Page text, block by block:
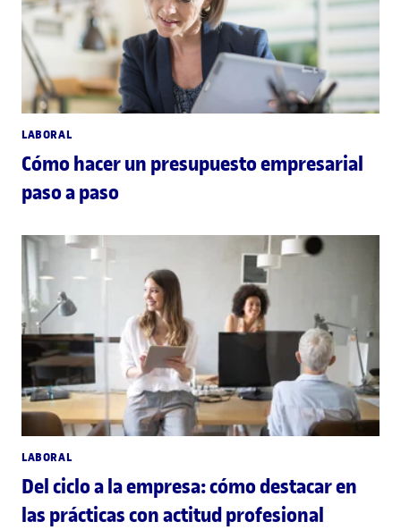
LABORAL
Cómo hacer un presupuesto empresarial
paso a paso
LABORAL
Del ciclo a la empresa: cómo destacar en
las prácticas con actitud profesional